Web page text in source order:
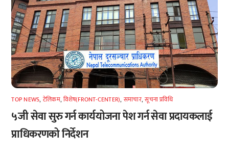
TOP NEWS, टेलिकम,विशेष(FRONT-CENTER), समाचार,सूचना प्रविधि
५जी सेवा सुरु गर्न कार्ययोजना पेश गर्न सेवा प्रदायकलाई
प्राधिकरणको निर्देशन